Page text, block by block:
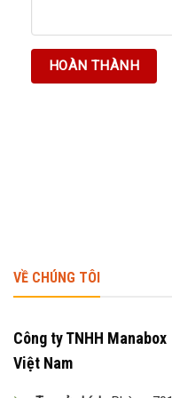
VỀ CHÚNG TÔI
Công ty TNHH Manabox
Việt Nam